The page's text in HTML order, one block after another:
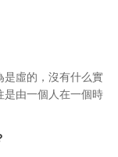
是虛的，沒有什么實
是由一個人在一個時